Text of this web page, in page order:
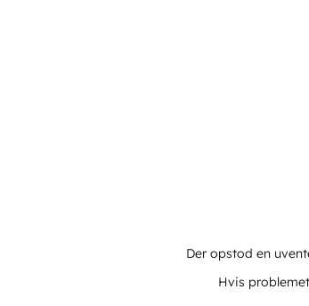
Der opstod en
Hvis